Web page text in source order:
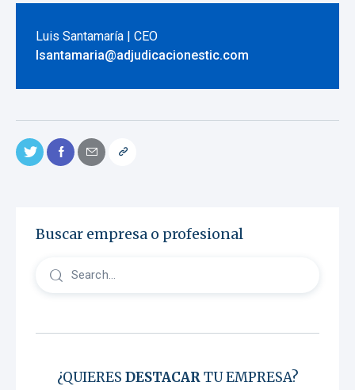
Luis Santamaría | CEO
lsantamaria@adjudicacionestic.com
Buscar empresa o profesional
¿QUIERES DESTACARTU EMPRESA?